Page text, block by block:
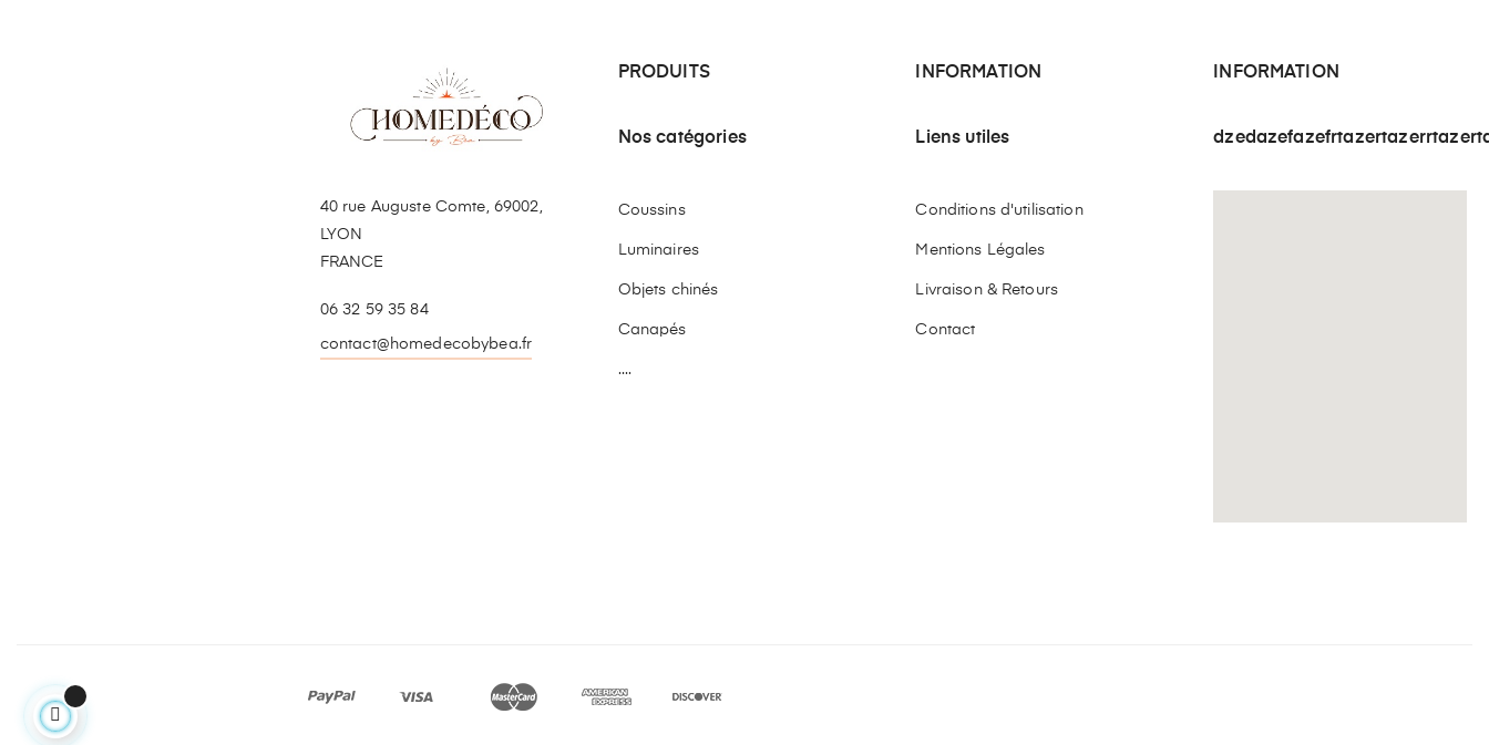
40 rue Auguste Comte, 69002,
LYON
FRANCE
06 32 59 35 84
contact@homedecobybea.fr
PRODUITS
Nos catégories
Coussins
Luminaires
Objets chinés
Canapés
....
INFORMATION
Liens utiles
Conditions d'utilisation
Mentions Légales
Livraison & Retours
Contact
INFORMATION